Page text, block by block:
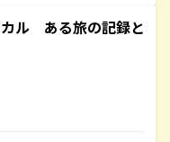
ル ある旅の記録と